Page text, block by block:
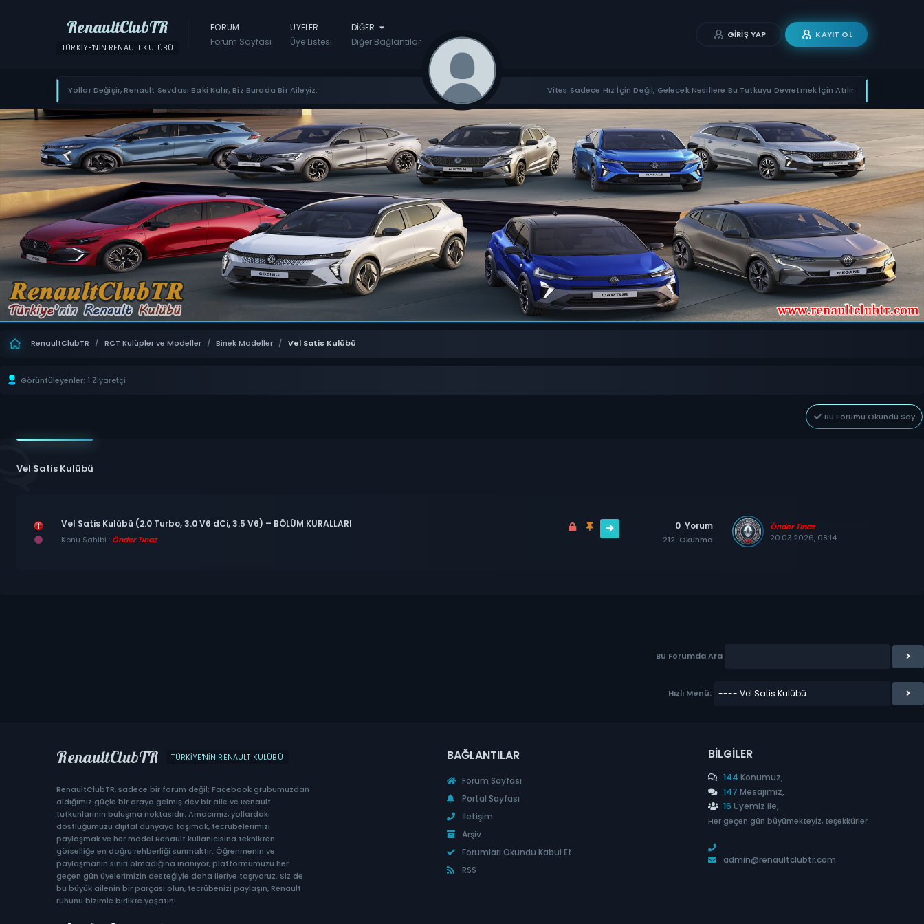
RenaultClubTR
TÜRKIYE'NIN RENAULT KULÜBÜ
FORUM
Forum Sayfası
ÜYELER
Üye Listesi
DIĞER
Diğer Bağlantılar
GIRIŞ YAP KAYIT OL
Yollar Değişir, Renault Sevdası Baki Kalır; Biz Burada Bir Aileyiz. Vites Sadece Hız İçin Değil, Gelecek Nesillere Bu Tutkuyu Devretmek İçin Atılır.
RenaultClubTR / RCT Kulüpler ve Modeller / Binek Modeller / Vel Satis Kulübü
Görüntüleyenler: 1 Ziyaretçi
Bu Forumu Okundu Say
Vel Satis Kulübü
Vel Satis Kulübü (2.0 Turbo, 3.0 V6 dCi, 3.5 V6) – BÖLÜM KURALLARI
Konu Sahibi : Önder Tınaz
0 Yorum
212 Okunma
Önder Tınaz
20.03.2026, 08:14
Bu Forumda Ara
Hızlı Menü:
RenaultClubTR TÜRKIYE'NIN RENAULT KULÜBÜ
RenaultClubTR, sadece bir forum değil; Facebook grubumuzdan
aldığımız güçle bir araya gelmiş dev bir aile ve Renault
tutkunlarının buluşma noktasıdır. Amacımız, yollardaki
dostluğumuzu dijital dünyaya taşımak, tecrübelerimizi
paylaşmak ve her model Renault kullanıcısına teknikten
görselliğe en doğru rehberliği sunmaktır. Öğrenmenin ve
paylaşmanın sınırı olmadığına inanıyor, platformumuzu her
geçen gün üyelerimizin desteğiyle daha ileriye taşıyoruz. Siz de
bu büyük ailenin bir parçası olun, tecrübenizi paylaşın, Renault
ruhunu bizimle birlikte yaşatın!
BAĞLANTILAR
Forum Sayfası
Portal Sayfası
İletişim
Arşiv
Forumları Okundu Kabul Et
RSS
BILGILER
144 Konumuz,
147 Mesajımız,
16 Üyemiz ile,
Her geçen gün büyümekteyiz, teşekkürler
admin@renaultclubtr.com